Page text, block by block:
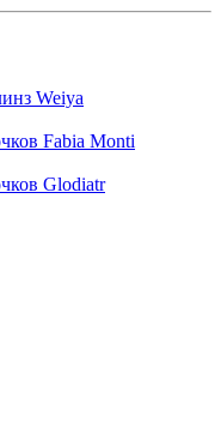
Weiya
Fabia Monti
Glodiatr